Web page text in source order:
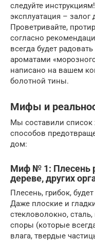
следуйте
эксплуатация – залог
Проветривайте,
согласно
всегда будет
ароматами
написано на вашем
болотной тины.
Мифы и
Мы составили список
способов
дом:
Миф № 1: Плесень
дереве, других
Плесень, грибок,
Даже плоские и
стекловолокно,
споры (которые
влага, твердые